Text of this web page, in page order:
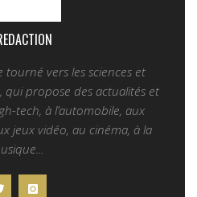
tourné vers les sciences et
qui propose des actualités et
tech, à l’automobile, aux
jeux vidéo, au cinéma, à la